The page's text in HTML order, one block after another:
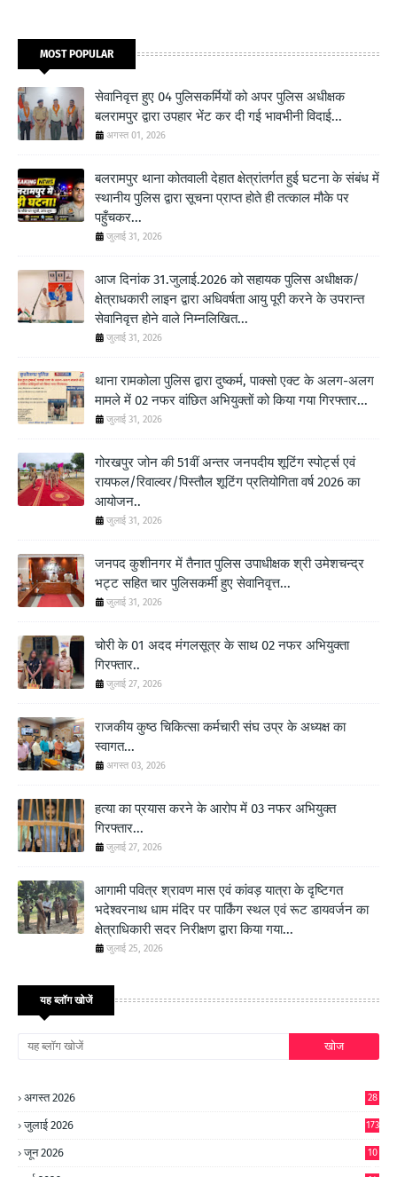
MOST POPULAR
सेवानिवृत्त हुए 04 पुलिसकर्मियों को अपर पुलिस अधीक्षक
बलरामपुर द्वारा उपहार भेंट कर दी गई भावभीनी विदाई...
अगस्त 01, 2026
बलरामपुर थाना कोतवाली देहात क्षेत्रांतर्गत हुई घटना के संबंध में
स्थानीय पुलिस द्वारा सूचना प्राप्त होते ही तत्काल मौके पर
पहुँचकर...
जुलाई 31, 2026
आज दिनांक 31.जुलाई.2026 को सहायक पुलिस अधीक्षक/
क्षेत्राधकारी लाइन द्वारा अधिवर्षता आयु पूरी करने के उपरान्त
सेवानिवृत्त होने वाले निम्नलिखित...
जुलाई 31, 2026
थाना रामकोला पुलिस द्वारा दुष्कर्म, पाक्सो एक्ट के अलग-अलग
मामले में 02 नफर वांछित अभियुक्तों को किया गया गिरफ्तार...
जुलाई 31, 2026
गोरखपुर जोन की 51वीं अन्तर जनपदीय शूटिंग स्पोर्ट्स एवं
रायफल/रिवाल्वर/पिस्तौल शूटिंग प्रतियोगिता वर्ष 2026 का
आयोजन..
जुलाई 31, 2026
जनपद कुशीनगर में तैनात पुलिस उपाधीक्षक श्री उमेशचन्द्र
भट्ट सहित चार पुलिसकर्मी हुए सेवानिवृत्त...
जुलाई 31, 2026
चोरी के 01 अदद मंगलसूत्र के साथ 02 नफर अभियुक्ता
गिरफ्तार..
जुलाई 27, 2026
राजकीय कुष्ठ चिकित्सा कर्मचारी संघ उप्र के अध्यक्ष का
स्वागत...
अगस्त 03, 2026
हत्या का प्रयास करने के आरोप में 03 नफर अभियुक्त
गिरफ्तार...
जुलाई 27, 2026
आगामी पवित्र श्रावण मास एवं कांवड़ यात्रा के दृष्टिगत
भदेश्वरनाथ धाम मंदिर पर पार्किंग स्थल एवं रूट डायवर्जन का
क्षेत्राधिकारी सदर निरीक्षण द्वारा किया गया...
जुलाई 25, 2026
यह ब्लॉग खोजें
अगस्त 2026 28
जुलाई 2026 173
जून 2026
10